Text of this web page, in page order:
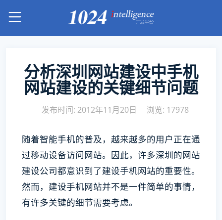
分析深圳网站建设中手机
网站建设的关键细节问题
发布时间: 2012年11月20日 浏览: 17978
随着智能手机的普及，越来越多的用户正在通
过移动设备访问网站。因此，许多深圳的网站
建设公司都意识到了建设手机网站的重要性。
然而，建设手机网站并不是一件简单的事情，
有许多关键的细节需要考虑。